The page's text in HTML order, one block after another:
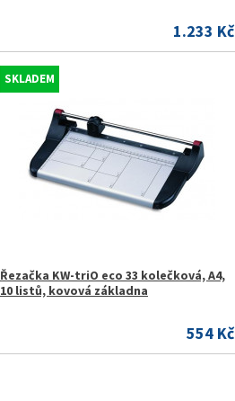
1.233 Kč
SKLADEM
Řezačka KW-triO eco 33 kolečková, A4,
10 listů, kovová základna
554 Kč